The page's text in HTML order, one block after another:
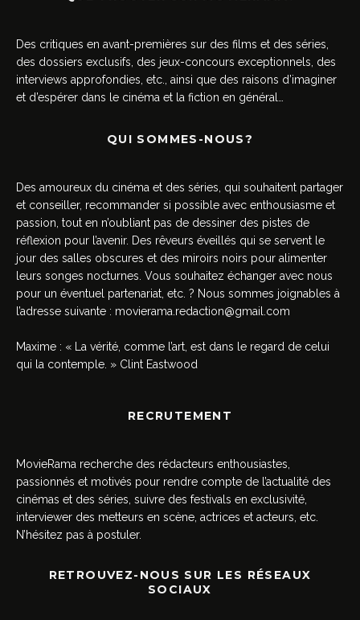
Des critiques en avant-premières sur des films et des séries,
des dossiers exclusifs, des jeux-concours exceptionnels, des
interviews approfondies, etc., ainsi que des raisons d’imaginer
et d’espérer dans le cinéma et la fiction en général…
QUI SOMMES-NOUS?
Des amoureux du cinéma et des séries, qui souhaitent partager
et conseiller, recommander si possible avec enthousiasme et
passion, tout en n’oubliant pas de dessiner des pistes de
réflexion pour l’avenir. Des rêveurs éveillés qui se servent le
jour des salles obscures et des miroirs noirs pour alimenter
leurs songes nocturnes. Vous souhaitez échanger avec nous
pour un éventuel partenariat, etc. ? Nous sommes joignables à
l’adresse suivante : movierama.redaction@gmail.com
Maxime : « La vérité, comme l’art, est dans le regard de celui
qui la contemple. » Clint Eastwood
RECRUTEMENT
MovieRama recherche des rédacteurs enthousiastes,
passionnés et motivés pour rendre compte de l’actualité des
cinémas et des séries, suivre des festivals en exclusivité,
interviewer des metteurs en scène, actrices et acteurs, etc.
N’hésitez pas à postuler.
RETROUVEZ-NOUS SUR LES RÉSEAUX
SOCIAUX